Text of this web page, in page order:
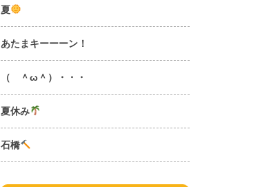
夏
あたまキーーーン！
（ ＾ω＾）・・・
夏休み
石橋